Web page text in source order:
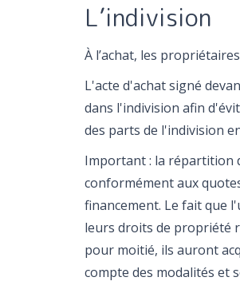
L’indivision
À l’achat, les
L'acte d'achat signé
dans l'indivision afin
des parts de l'indivision
Important : la répartition
conformément aux
financement. Le fait que
leurs droits de propriété
pour moitié, ils auront
compte des modalités et